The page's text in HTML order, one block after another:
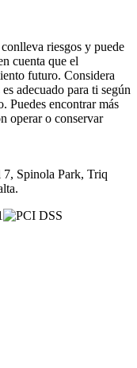
riesgos y puede
cuenta que el
futuro. Considera
adecuado para ti según
Puedes encontrar más
operar o conservar
Spinola Park, Triq